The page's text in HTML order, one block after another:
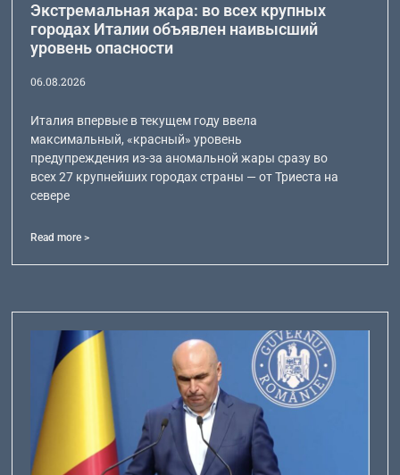
Экстремальная жара: во всех крупных
городах Италии объявлен наивысший
уровень опасности
06.08.2026
Италия впервые в текущем году ввела
максимальный, «красный» уровень
предупреждения из-за аномальной жары сразу во
всех 27 крупнейших городах страны — от Триеста на
севере
Read more >